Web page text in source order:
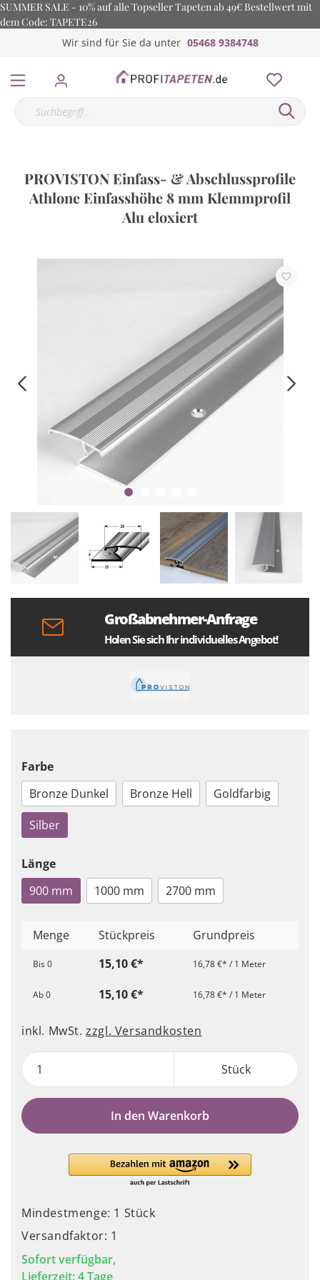
SUMMER SALE - 10% auf alle Topseller Tapeten ab 49€ Bestellwert mit
dem Code: TAPETE26
Wir sind für Sie da unter 05468 9384748
PROVISTON Einfass- & Abschlussprofile
Athlone Einfasshöhe 8 mm Klemmprofil
Alu eloxiert
Großabnehmer-Anfrage
Holen Sie sich Ihr individuelles Angebot!
Farbe
Bronze Dunkel
Bronze Hell
Goldfarbig
Silber
Länge
900 mm
1000 mm 2700 mm
Menge Stückpreis Grundpreis
Bis0 15,10 €* 16,78 €* / 1 Meter
Ab0 15,10 €* 16,78 €* / 1 Meter
inkl. MwSt.zzgl. Versandkosten
Stück
In den Warenkorb
Mindestmenge: 1 Stück
Versandfaktor: 1
Sofort verfügbar,
Lieferzeit: 4 Tage